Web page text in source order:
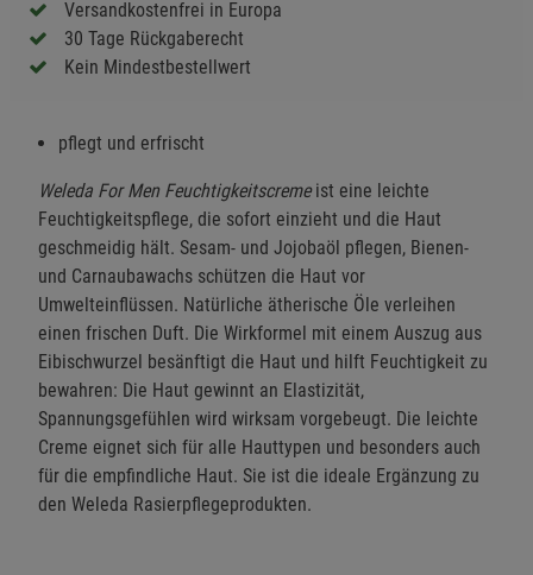
Versandkostenfrei in Europa
30 Tage Rückgaberecht
Kein Mindestbestellwert
pflegt und erfrischt
Weleda For Men Feuchtigkeitscremeist eine leichte
Feuchtigkeitspflege, die sofort einzieht und die Haut
geschmeidig hält. Sesam- und Jojobaöl pflegen, Bienen-
und Carnaubawachs schützen die Haut vor
Umwelteinflüssen. Natürliche ätherische Öle verleihen
einen frischen Duft. Die Wirkformel mit einem Auszug aus
Eibischwurzel besänftigt die Haut und hilft Feuchtigkeit zu
bewahren: Die Haut gewinnt an Elastizität,
Spannungsgefühlen wird wirksam vorgebeugt. Die leichte
Creme eignet sich für alle Hauttypen und besonders auch
für die empfindliche Haut. Sie ist die ideale Ergänzung zu
den Weleda Rasierpflegeprodukten.